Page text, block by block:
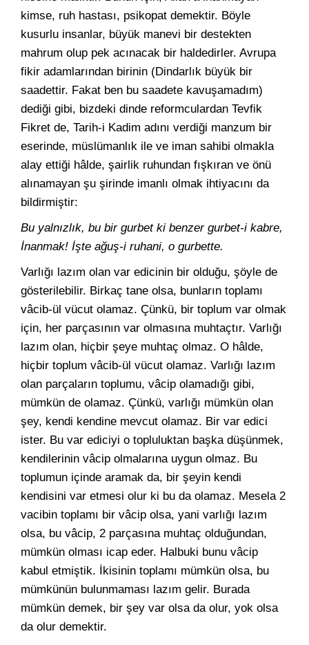
kimse, ruh hastası, psikopat demektir. Böyle
kusurlu insanlar, büyük manevi bir destekten
mahrum olup pek acınacak bir haldedirler. Avrupa
fikir adamlarından birinin (Dindarlık büyük bir
saadettir. Fakat ben bu saadete kavuşamadım)
dediği gibi, bizdeki dinde reformculardan Tevfik
Fikret de, Tarih-i Kadim adını verdiği manzum bir
eserinde, müslümanlık ile ve iman sahibi olmakla
alay ettiği hâlde, şairlik ruhundan fışkıran ve önü
alınamayan şu şirinde imanlı olmak ihtiyacını da
bildirmiştir:
Bu yalnızlık, bu bir gurbet ki benzer gurbet-i kabre,
İnanmak! İşte ağuş-i ruhani, o gurbette.
Varlığı lazım olan var edicinin bir olduğu, şöyle de
gösterilebilir. Birkaç tane olsa, bunların toplamı
vâcib-ül vücut olamaz. Çünkü, bir toplum var olmak
için, her parçasının var olmasına muhtaçtır. Varlığı
lazım olan, hiçbir şeye muhtaç olmaz. O hâlde,
hiçbir toplum vâcib-ül vücut olamaz. Varlığı lazım
olan parçaların toplumu, vâcip olamadığı gibi,
mümkün de olamaz. Çünkü, varlığı mümkün olan
şey, kendi kendine mevcut olamaz. Bir var edici
ister. Bu var ediciyi o topluluktan başka düşünmek,
kendilerinin vâcip olmalarına uygun olmaz. Bu
toplumun içinde aramak da, bir şeyin kendi
kendisini var etmesi olur ki bu da olamaz. Mesela 2
vacibin toplamı bir vâcip olsa, yani varlığı lazım
olsa, bu vâcip, 2 parçasına muhtaç olduğundan,
mümkün olması icap eder. Halbuki bunu vâcip
kabul etmiştik. İkisinin toplamı mümkün olsa, bu
mümkünün bulunmaması lazım gelir. Burada
mümkün demek, bir şey var olsa da olur, yok olsa
da olur demektir.